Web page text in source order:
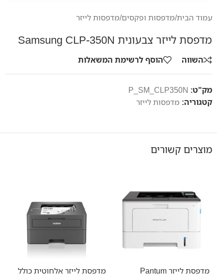
עמוד הבית/מדפסות ופקסים/מדפסות לייזר
מדפסת לייזר צבעונית Samsung CLP-350N
השווה הוסף לרשימת המשאלות
מק"ט: P_SM_CLP350N
קטגוריה: מדפסות לייזר
מוצרים קשורים
מדפסת לייזר Pantum
מדפסת לייזר אלחוטית כולל